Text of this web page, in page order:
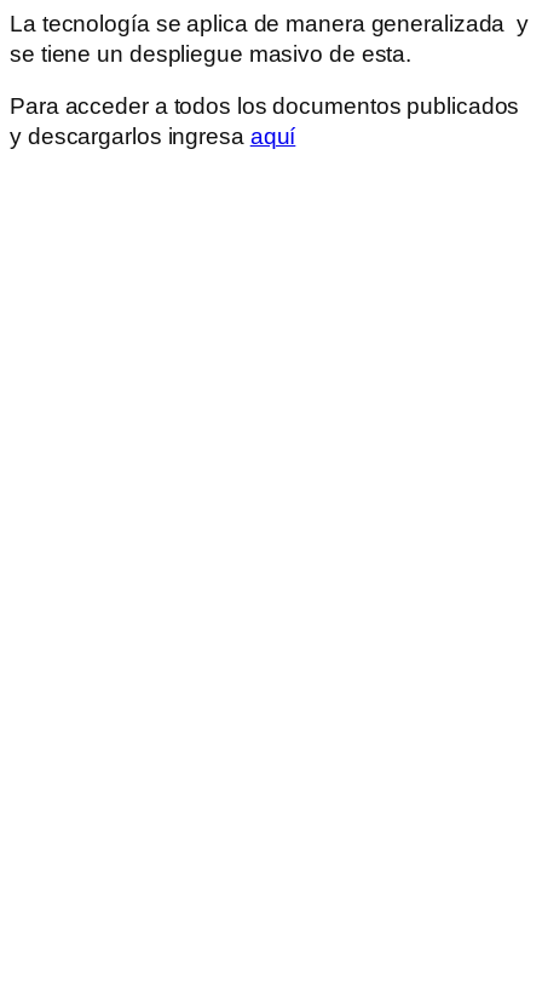
La tecnología se aplica de manera generalizada y
se tiene un despliegue masivo de esta.
Para acceder a todos los documentos publicados
y descargarlos ingresa aquí